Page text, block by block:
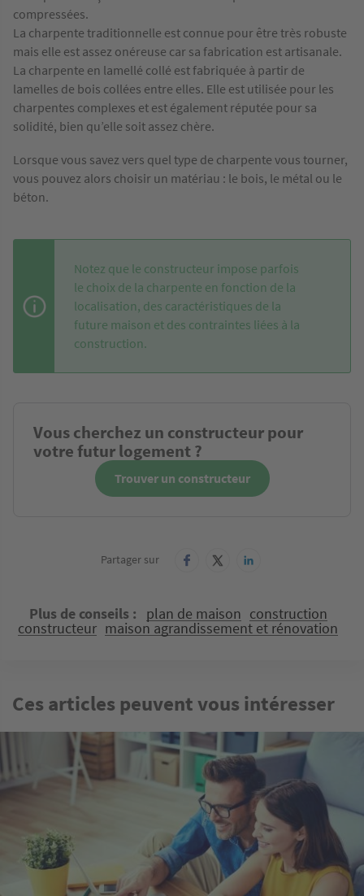
compressées.
La charpente traditionnelle est connue pour être très robuste
mais elle est assez onéreuse car sa fabrication est artisanale.
La charpente en lamellé collé est fabriquée à partir de
lamelles de bois collées entre elles. Elle est utilisée pour les
charpentes complexes et est également réputée pour sa
solidité, bien qu’elle soit assez chère.
Lorsque vous savez vers quel type de charpente vous tourner,
vous pouvez alors choisir un matériau : le bois, le métal ou le
béton.
Notez que le constructeur impose parfois
le choix de la charpente en fonction de la
localisation, des caractéristiques de la
future maison et des contraintes liées à la
construction.
Vous cherchez un constructeur pour
votre futur logement ?
Trouver un constructeur
Partager sur
Plus de conseils plan de maison construction
constructeur maison agrandissement et rénovation
Ces articles peuvent vous intéresser